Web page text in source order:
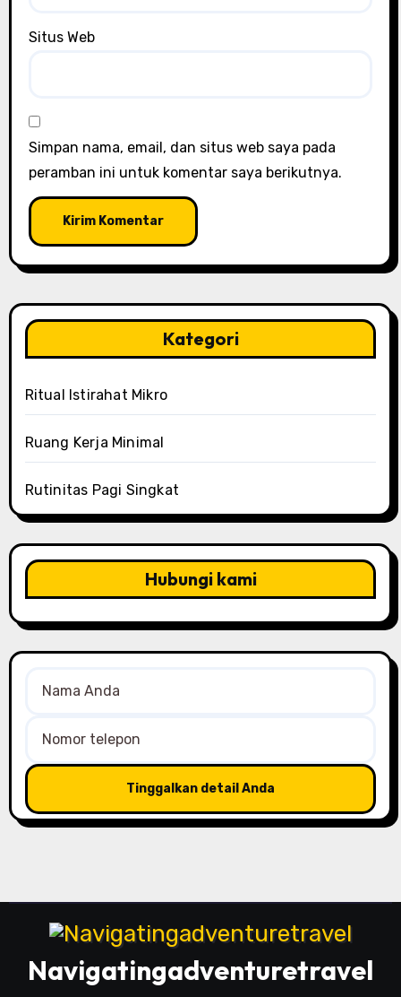
Situs Web
Simpan nama, email, dan situs web saya pada
peramban ini untuk komentar saya berikutnya.
Kategori
Ritual Istirahat Mikro
Ruang Kerja Minimal
Rutinitas Pagi Singkat
Hubungi kami
Navigatingadventuretravel